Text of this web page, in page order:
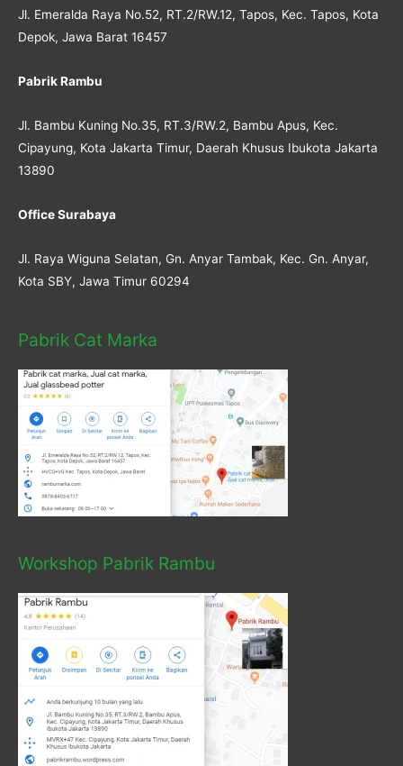
Jl. Emeralda Raya No.52, RT.2/RW.12, Tapos, Kec. Tapos, Kota
Depok, Jawa Barat 16457
Pabrik Rambu
Jl. Bambu Kuning No.35, RT.3/RW.2, Bambu Apus, Kec.
Cipayung, Kota Jakarta Timur, Daerah Khusus Ibukota Jakarta
13890
Office Surabaya
Jl. Raya Wiguna Selatan, Gn. Anyar Tambak, Kec. Gn. Anyar,
Kota SBY, Jawa Timur 60294
Pabrik Cat Marka
Workshop Pabrik Rambu